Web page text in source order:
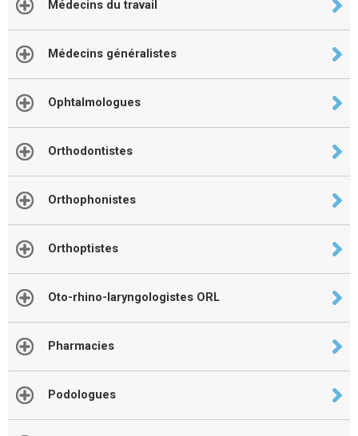
Médecins du travail
Médecins généralistes
Ophtalmologues
Orthodontistes
Orthophonistes
Orthoptistes
Oto-rhino-laryngologistes ORL
Pharmacies
Podologues